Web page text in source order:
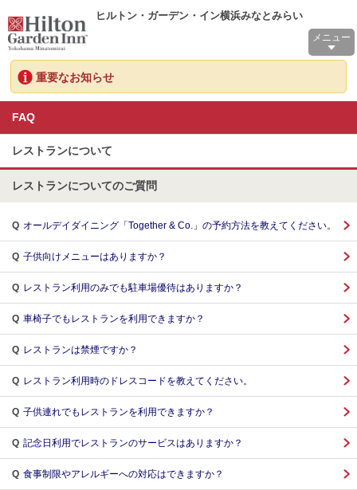
ヒルトン・ガーデン・イン横浜みなとみらい
メニュー
重要なお知らせ
FAQ
レストランについて
レストランについてのご質問
Q オールデイダイニング「Together & Co.」の予約方法を教えてください。
Q 子供向けメニューはありますか？
Q レストラン利用のみでも駐車場優待はありますか？
Q 車椅子でもレストランを利用できますか？
Q レストランは禁煙ですか？
Q レストラン利用時のドレスコードを教えてください。
Q 子供連れでもレストランを利用できますか？
Q 記念日利用でレストランのサービスはありますか？
Q 食事制限やアレルギーへの対応はできますか？